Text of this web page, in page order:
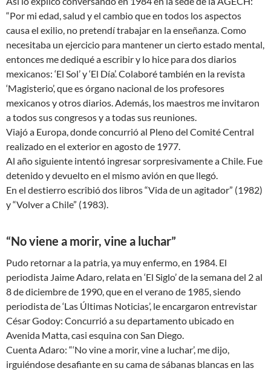
“Por mi edad, salud y el cambio que en todos los aspectos
causa el exilio, no pretendí trabajar en la enseñanza. Como
necesitaba un ejercicio para mantener un cierto estado mental,
entonces me dediqué a escribir y lo hice para dos diarios
mexicanos: ‘El Sol’ y ‘El Día’. Colaboré también en la revista
‘Magisterio’, que es órgano nacional de los profesores
mexicanos y otros diarios. Además, los maestros me invitaron
a todos sus congresos y a todas sus reuniones.
Viajó a Europa, donde concurrió al Pleno del Comité Central
realizado en el exterior en agosto de 1977.
Al año siguiente intentó ingresar sorpresivamente a Chile. Fue
detenido y devuelto en el mismo avión en que llegó.
En el destierro escribió dos libros “Vida de un agitador” (1982)
y “Volver a Chile” (1983).
“No viene a morir, vine a luchar”
Pudo retornar a la patria, ya muy enfermo, en 1984. El
periodista Jaime Adaro, relata en ‘El Siglo’ de la semana del 2 al
8 de diciembre de 1990, que en el verano de 1985, siendo
periodista de ‘Las Últimas Noticias’, le encargaron entrevistar
César Godoy: Concurrió a su departamento ubicado en
Avenida Matta, casi esquina con San Diego.
Cuenta Adaro: “‘No vine a morir, vine a luchar’, me dijo,
irguiéndose desafiante en su cama de sábanas blancas en las